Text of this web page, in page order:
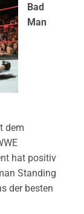
Bad
Man
dem
hat positiv
Standing
der besten